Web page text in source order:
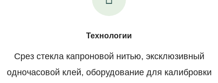
Технологии
Срез стекла капроновой нитью, эксклюзивный
одночасовой клей, оборудование для калибровки